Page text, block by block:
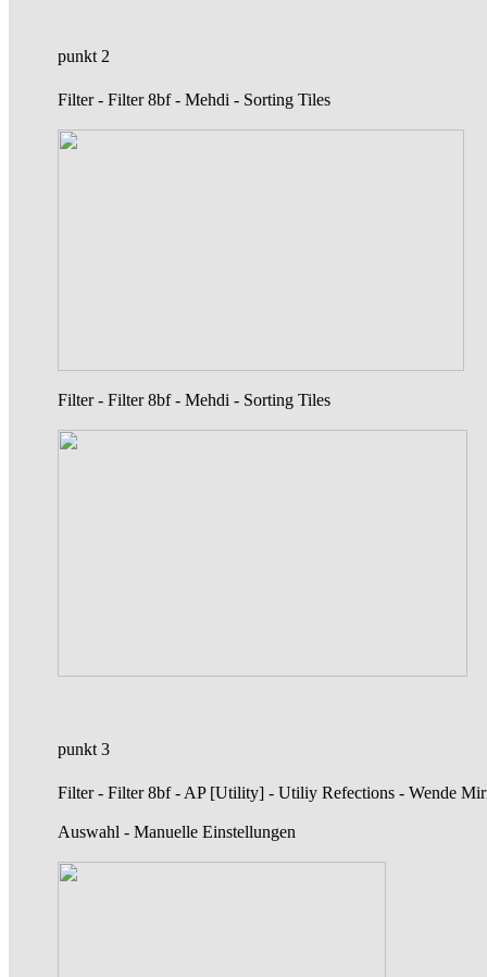
punkt 2
Filter - Filter 8bf - Mehdi - Sorting Tiles
Filter - Filter 8bf - Mehdi - Sorting Tiles
punkt 3
Filter - Filter 8bf - AP [Utility] - Utiliy Refections - Wende
Auswahl - Manuelle Einstellungen